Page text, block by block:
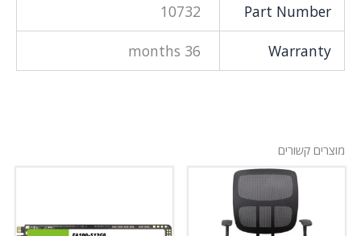
Part Number
10732
Warranty
36 months
מוצרים קשורים